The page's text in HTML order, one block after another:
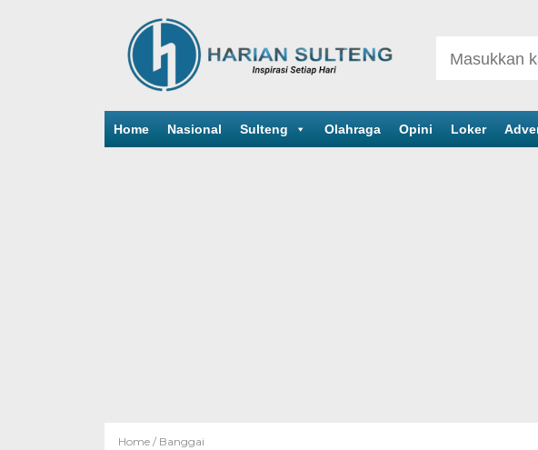
Home Nasional Sulteng Olahraga Opini Loker
Home / Banggai